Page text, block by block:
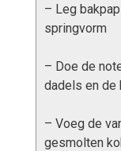
– Leg
springvorm
– Doe de
dadels en de
– Voeg de
gesmolten